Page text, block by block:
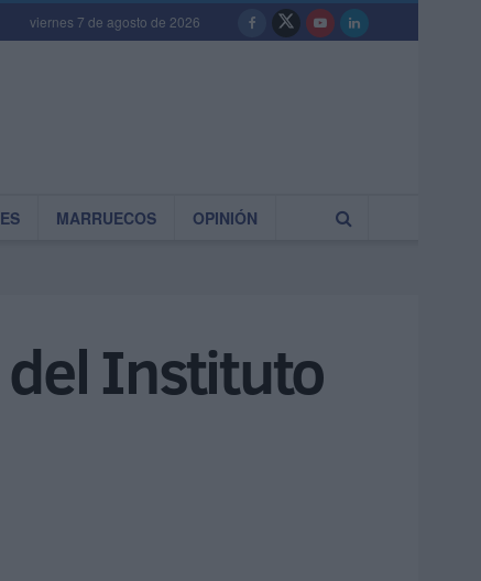
viernes 7 de agosto de 2026
MARRUECOS OPINIÓN
del Instituto